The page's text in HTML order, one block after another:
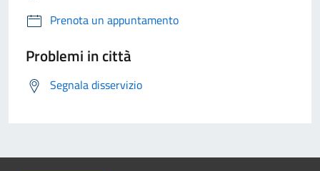
Prenota un appuntamento
Problemi in città
Segnala disservizio